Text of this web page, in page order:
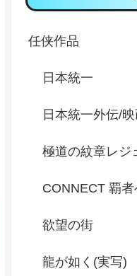
任侠作品
日本統一
日本統一外伝/
極道の紋章レジ
CONNECT 覇者
欲望の街
龍が如く(実写)